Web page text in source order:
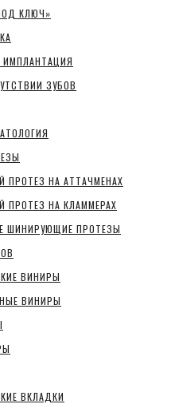
КЛЮЧ»
ЗУБОВ
ПРОТЕЗ НА АТТАЧМЕНАХ
ПРОТЕЗ НА КЛАММЕРАХ
ШИНИРУЮЩИЕ ПРОТЕЗЫ
ВИНИРЫ
ВИНИРЫ
ВКЛАДКИ